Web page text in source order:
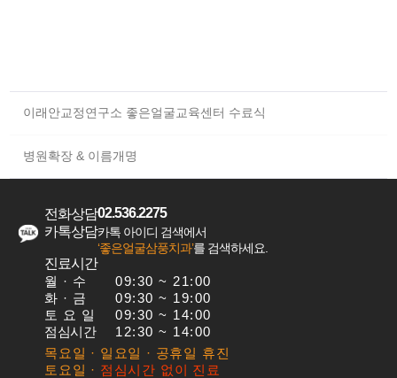
이래안교정연구소 좋은얼굴교육센터 수료식
병원확장 & 이름개명
전화상담02.536.2275
카톡상담카톡 아이디 검색에서
‘좋은얼굴삼풍치과’를 검색하세요.
진료시간
월 · 수
09:30 ~ 21:00
화·금
09:30 ~ 19:00
토요일
09:30 ~ 14:00
점심시간
12:30 ~ 14:00
목요일 · 일요일 · 공휴일 휴진
토요일 · 점심시간 없이 진료